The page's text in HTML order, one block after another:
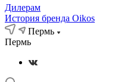
Дилерам
История бренда Oikos
Пермь
Пермь